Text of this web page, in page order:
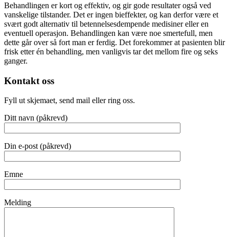
Behandlingen er kort og effektiv, og gir gode resultater også ved
vanskelige tilstander. Det er ingen bieffekter, og kan derfor være et
svært godt alternativ til betennelsesdempende medisiner eller en
eventuell operasjon. Behandlingen kan være noe smertefull, men
dette går over så fort man er ferdig. Det forekommer at pasienten blir
frisk etter én behandling, men vanligvis tar det mellom fire og seks
ganger.
Kontakt oss
Fyll ut skjemaet, send mail eller ring oss.
Ditt navn (påkrevd)
Din e-post (påkrevd)
Emne
Melding